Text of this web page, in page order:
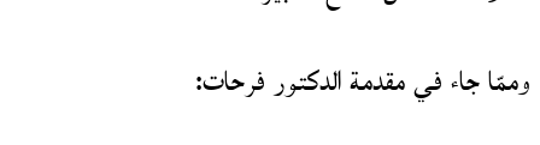
وممّا جاء في مقدمة الدكتور فرحات: